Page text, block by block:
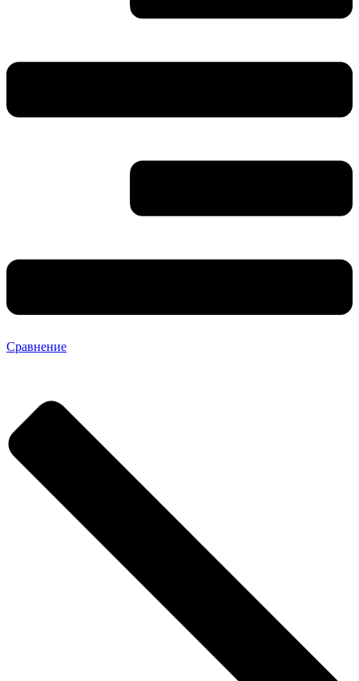
Сравнение